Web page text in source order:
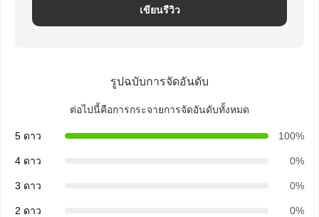
เขียนรีวิว
รูปฉบับการจัดอันดับ
ต่อไปนี้คือการกระจายการจัดอันดับทั้งหมด
5 ดาว 100%
4 ดาว 0%
3 ดาว 0%
2 ดาว 0%